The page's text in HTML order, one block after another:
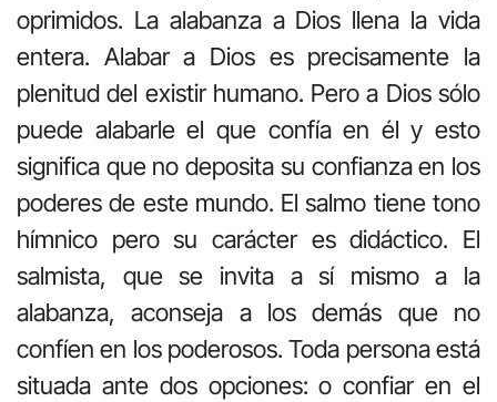
oprimidos. La alabanza a Dios llena la vida
entera. Alabar a Dios es precisamente la
plenitud del existir humano. Pero a Dios sólo
puede alabarle el que confía en él y esto
significa que no deposita su confianza en los
poderes de este mundo. El salmo tiene tono
hímnico pero su carácter es didáctico. El
salmista, que se invita a sí mismo a la
alabanza, aconseja a los demás que no
confíen en los poderosos. Toda persona está
situada ante dos opciones: o confiar en el